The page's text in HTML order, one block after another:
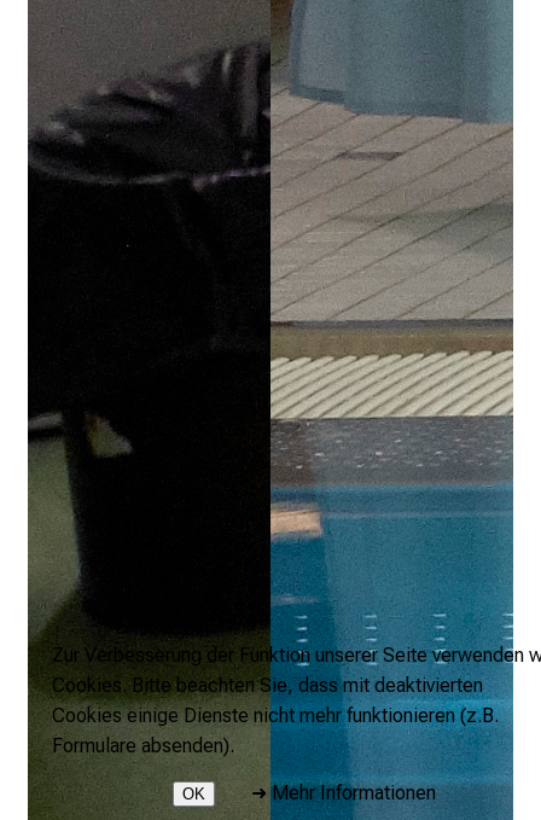
Zur Verbesserung der Funktion unserer Seite verwenden
Cookies. Bitte beachten Sie, dass mit deaktivierten
Cookies einige Dienste nicht mehr funktionieren (z.B.
Formulare absenden).
OK ➜Mehr Informationen